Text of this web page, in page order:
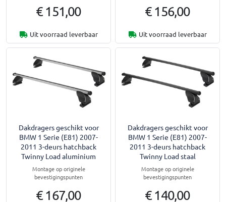
€ 151,00
Uit voorraad leverbaar
€ 156,00
Uit voorraad leverbaar
Dakdragers geschikt voor
BMW 1 Serie (E81) 2007-
2011 3-deurs hatchback
Twinny Load aluminium
Montage op originele
bevestigingspunten
€ 167,00
Dakdragers geschikt voor
BMW 1 Serie (E81) 2007-
2011 3-deurs hatchback
Twinny Load staal
Montage op originele
bevestigingspunten
€ 140,00